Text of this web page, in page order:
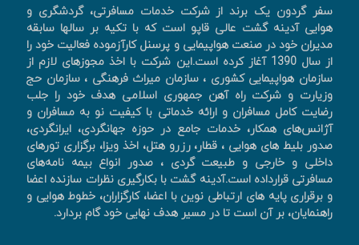
سفر گردون یک برند از شرکت خدمات مسافرتی، گردشگری و
هوایی آدینه گشت عالی قاپو است که با تکیه بر سالها سابقه
مدیران خود در صنعت هواپیمایی و پرسنل کارآزموده فعالیت خود را
از سال 1390 آغاز کرده است.این شرکت با اخذ مجوزهای لازم از
سازمان هواپیمایی کشوری ، سازمان میراث فرهنگی ، سازمان حج
وزیارت و شرکت راه آهن جمهوری اسلامی هدف خود را جلب
رضایت کامل مسافران و ارائه خدماتی با کیفیت نو به مسافران و
آژانس‌های همکار، خدمات جامع در حوزه جهانگردی، ايرانگردی،
صدور بليط های هوايی ، قطار، رزرو هتل، اخذ ويزا، برگزاری تورهای
داخلی و خارجی و طبیعت گردی ، صدور انواع بیمه نامه‌های
مسافرتی قرارداده است.آدینه گشت با بکارگیری نظرات سازنده اعضا
و برقراری پایه های ارتباطی نوین با اعضا، کارگزاران، خطوط هوایی و
راهنمایان، بر آن است تا در مسیر هدف نهایی خود گام بردارد.